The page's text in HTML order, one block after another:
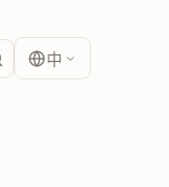
中